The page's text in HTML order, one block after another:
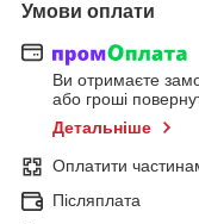
Умови оплати
Ви отримаєте
або гроші
Детальніше
Оплатити
Післяплата